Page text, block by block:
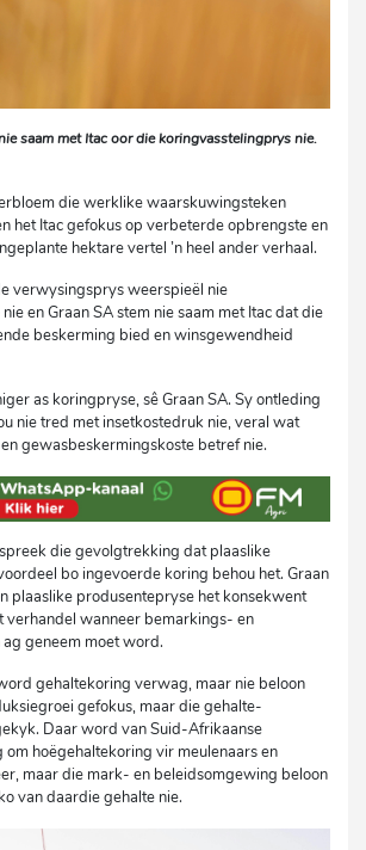
saam met Itac oor die koringvasstelingprys nie.
die werklike waarskuwingsteken
het Itac gefokus op verbeterde opbrengste en
hektare vertel ’n heel ander verhaal.
verwysingsprys weerspieël nie
en Graan SA stem nie saam met Itac dat die
beskerming bied en winsgewendheid
as koringpryse, sê Graan SA. Sy ontleding
nie tred met insetkostedruk nie, veral wat
gewasbeskermingskoste betref nie.
die gevolgtrekking dat plaaslike
bo ingevoerde koring behou het. Graan
plaaslike produsentepryse het konsekwent
verhandel wanneer bemarkings- en
geneem moet word.
gehaltekoring verwag, maar nie beloon
gefokus, maar die gehalte-
Daar word van Suid-Afrikaanse
hoëgehaltekoring vir meulenaars en
maar die mark- en beleidsomgewing beloon
van daardie gehalte nie.